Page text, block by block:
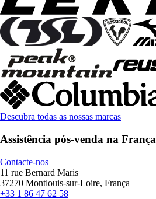
Descubra todas as nossas marcas
Assistência pós-venda na França
Contacte-nos
11 rue Bernard Maris
37270 Montlouis-sur-Loire, França
+33 1 86 47 62 58